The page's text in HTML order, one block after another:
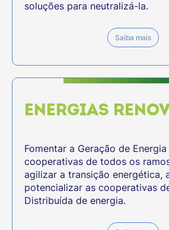
soluções para neutralizá-la.
Saiba mais
ENERGIAS
Fomentar a Geração de
cooperativas de todos os
agilizar a transição energética,
potencializar as cooperativas
Distribuída de energia.